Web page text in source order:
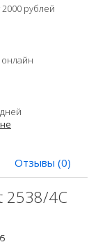
рублей
Отзывы (0)
2538/4C